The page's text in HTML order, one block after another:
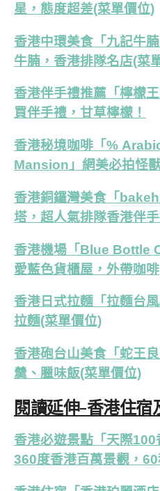
星，態度超差(菜單價位)
香港中環美食「九記牛
牛腩，香港排隊名店(菜
香港伴手禮推薦「檸檬
買伴手禮，甘草檸檬！
香港秘境咖啡「%
Mansion」網美必拍怪
香港銅鑼灣美食「
塔，超人氣排隊香港伴
香港機場「Blue Bottle
愛藍色貨櫃屋，外帶咖
香港日式拉麵「拉麵台
拉麵(菜單價位)
香港砲台山美食「蛇王
羹、臘味飯(菜單價位)
閱讀延伸-香港住宿
香港必遊景點「天際100
360度香港百萬景觀，60